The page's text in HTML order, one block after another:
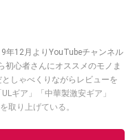
年12月よりYouTubeチャンネル
初心者さんにオススメのモノま
しゃべくりながらレビューを
ギア」「中華製激安ギア」
取り上げている。
シストの他の記事を読む